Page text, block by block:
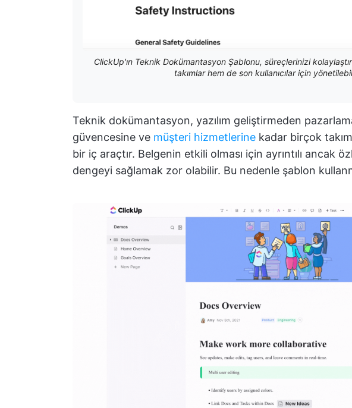
ClickUp'ın Teknik Dokümantasyon Şablonu, süreçlerinizi
takımlar hem de son kullanıcılar için
Teknik dokümantasyon, yazılım geliştirmeden
güvencesine ve müşteri hizmetlerine kadar birçok
bir iç araçtır. Belgenin etkili olması için ayrıntılı ancak
dengeyi sağlamak zor olabilir. Bu nedenle şablon